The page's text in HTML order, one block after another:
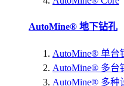
AutoMine® 地下钻孔
AutoMine® 单台
AutoMine® 多台
AutoMine® 多种